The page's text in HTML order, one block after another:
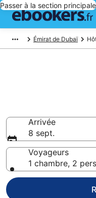
Passer à la section principale
Émirat de Dubaï
Arrivée
8 sept.
Voyageurs
1 chambre, 2